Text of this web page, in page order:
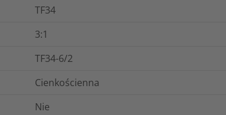
TF34
3:1
TF34-6/2
Cienkościenna
Nie